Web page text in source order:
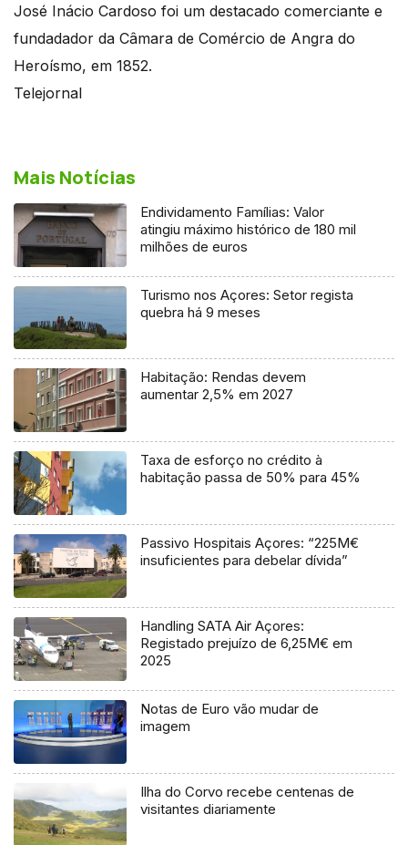
José Inácio Cardoso foi um destacado comerciante e
fundadador da Câmara de Comércio de Angra do
Heroísmo, em 1852.
Telejornal
Mais Notícias
Endividamento Famílias: Valor
atingiu máximo histórico de 180 mil
milhões de euros
Turismo nos Açores: Setor regista
quebra há 9 meses
Habitação: Rendas devem
aumentar 2,5% em 2027
Taxa de esforço no crédito à
habitação passa de 50% para 45%
Passivo Hospitais Açores: “225M€
insuficientes para debelar dívida”
Handling SATA Air Açores:
Registado prejuízo de 6,25M€ em
2025
Notas de Euro vão mudar de
imagem
Ilha do Corvo recebe centenas de
visitantes diariamente